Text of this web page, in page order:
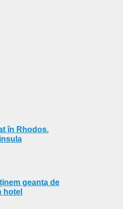
în Rhodos.
geanta de
hotel